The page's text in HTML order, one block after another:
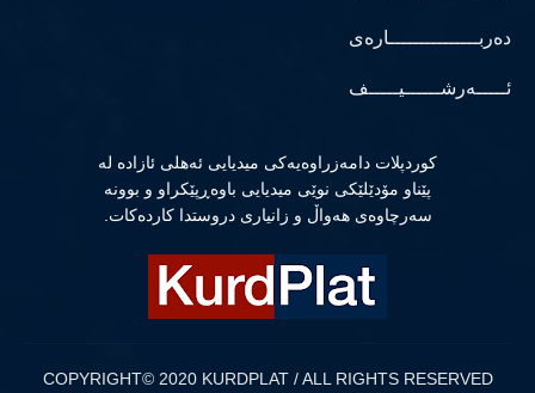
دەربـــــــــــــــارەی
ئـــــەرشــــــیـــــف
كوردپلات دامەزراوەیەكی میدیایی ئەهلی ئازادە لە
پێناو مۆدێلێكی نوێی میدیایی باوەڕپێكراو و بوونە
سەرچاوەی هەواڵ و زانیاری دروستدا كاردەكات.
COPYRIGHT© 2020 KURDPLAT / ALL RIGHTS RESERVED